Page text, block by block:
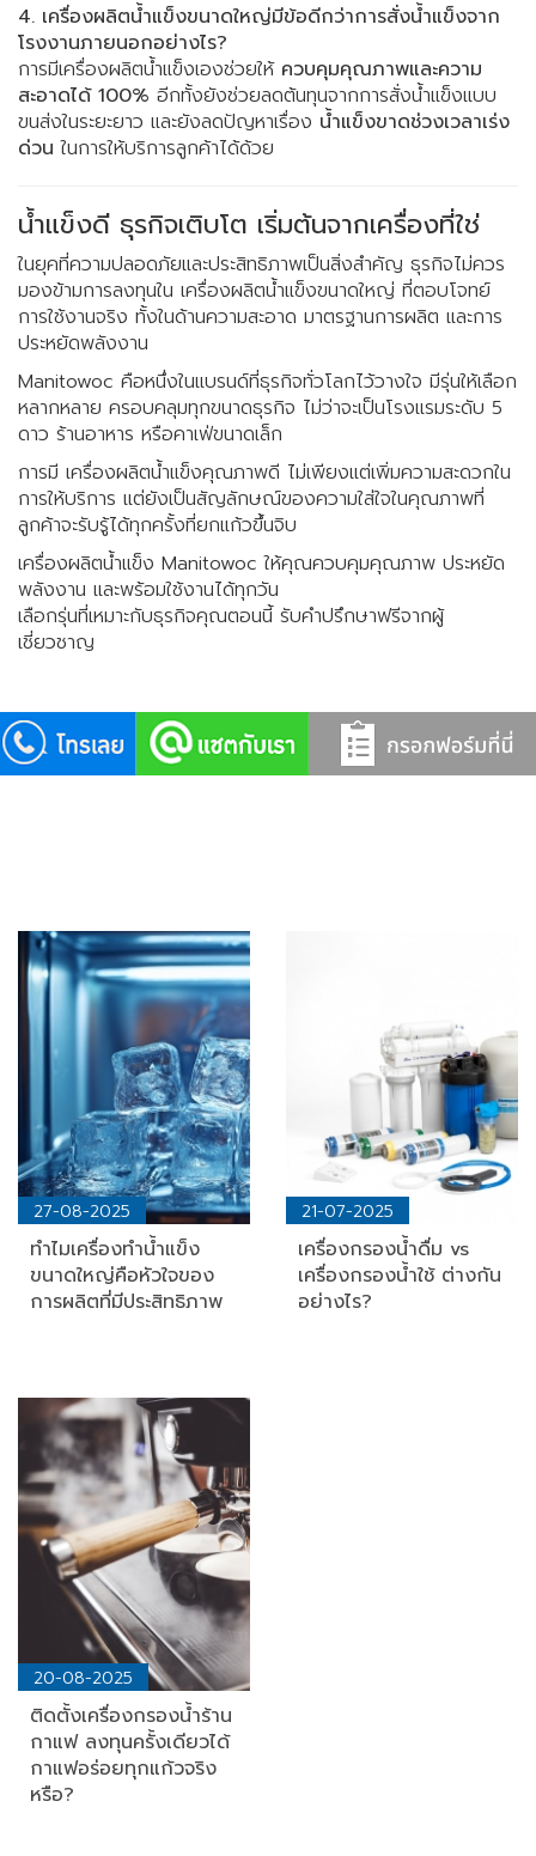
4. เครื่องผลิตน้ำแข็งขนาดใหญ่มีข้อดีกว่าการสั่งน้ำแข็งจาก
โรงงานภายนอกอย่างไร?
การมีเครื่องผลิตน้ำแข็งเองช่วยให้ ควบคุมคุณภาพและความ
สะอาดได้ 100% อีกทั้งยังช่วยลดต้นทุนจากการสั่งน้ำแข็งแบบ
ขนส่งในระยะยาว และยังลดปัญหาเรื่อง น้ำแข็งขาดช่วงเวลาเร่ง
ด่วน ในการให้บริการลูกค้าได้ด้วย
น้ำแข็งดี ธุรกิจเติบโต เริ่มต้นจากเครื่องที่ใช่
ในยุคที่ความปลอดภัยและประสิทธิภาพเป็นสิ่งสำคัญ ธุรกิจไม่ควร
มองข้ามการลงทุนใน เครื่องผลิตน้ำแข็งขนาดใหญ่ ที่ตอบโจทย์
การใช้งานจริง ทั้งในด้านความสะอาด มาตรฐานการผลิต และการ
ประหยัดพลังงาน
Manitowoc คือหนึ่งในแบรนด์ที่ธุรกิจทั่วโลกไว้วางใจ มีรุ่นให้เลือก
หลากหลาย ครอบคลุมทุกขนาดธุรกิจ ไม่ว่าจะเป็นโรงแรมระดับ 5
ดาว ร้านอาหาร หรือคาเฟ่ขนาดเล็ก
การมี เครื่องผลิตน้ำแข็งคุณภาพดี ไม่เพียงแต่เพิ่มความสะดวกใน
การให้บริการ แต่ยังเป็นสัญลักษณ์ของความใส่ใจในคุณภาพที่
ลูกค้าจะรับรู้ได้ทุกครั้งที่ยกแก้วขึ้นจิบ
เครื่องผลิตน้ำแข็ง Manitowoc ให้คุณควบคุมคุณภาพ ประหยัด
พลังงาน และพร้อมใช้งานได้ทุกวัน
เลือกรุ่นที่เหมาะกับธุรกิจคุณตอนนี้ รับคำปรึกษาฟรีจากผู้
เชี่ยวชาญ
27-08-2025
ทำไมเครื่องทำน้ำแข็ง
ขนาดใหญ่คือหัวใจของ
การผลิตที่มีประสิทธิภาพ
21-07-2025
เครื่องกรองน้ำดื่ม vs
เครื่องกรองน้ำใช้ ต่างกัน
อย่างไร?
20-08-2025
ติดตั้งเครื่องกรองน้ำร้าน
กาแฟ ลงทุนครั้งเดียวได้
กาแฟอร่อยทุกแก้วจริง
หรือ?